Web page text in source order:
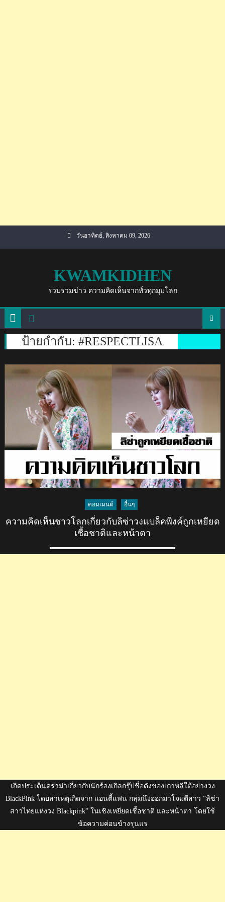
วันอาทิตย์, สิงหาคม 09, 2026
KWAMKIDHEN
รวบรวมข่าว ความคิดเห็นจากทั่วทุกมุมโลก
ป้ายกำกับ: #RESPECTLISA
คอมเมนต์ อื่นๆ
ความคิดเห็นชาวโลกเกี่ยวกับลิซ่าวงแบล็คพิงค์ถูกเหยียด
เชื้อชาติและหน้าตา
เกิดประเด็นดราม่าเกี่ยวกับนักร้องเกิลกรุ๊ปชื่อดังของเกาหลีใต้อย่างวง
BlackPink โดยสาเหตุเกิดจาก แอนตี้แฟน กลุ่มนึงออกมาโจมตีสาว “ลิซ่า
สาวไทยแห่งวง Blackpink” ในเชิงเหยียดเชื้อชาติ และหน้าตา โดยใช้
ข้อความค่อนข้างรุนแร